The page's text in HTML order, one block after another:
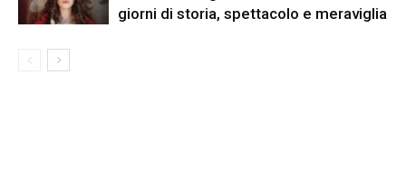
giorni di storia, spettacolo e meraviglia